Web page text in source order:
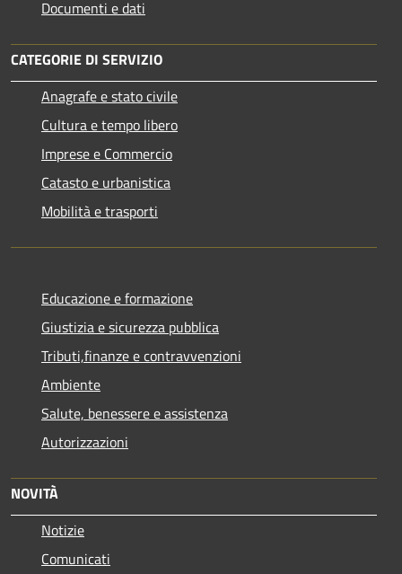
Documenti e dati
CATEGORIE DI SERVIZIO
Anagrafe e stato civile
Cultura e tempo libero
Imprese e Commercio
Catasto e urbanistica
Mobilità e trasporti
Educazione e formazione
Giustizia e sicurezza pubblica
Tributi,finanze e contravvenzioni
Ambiente
Salute, benessere e assistenza
Autorizzazioni
NOVITÀ
Notizie
Comunicati